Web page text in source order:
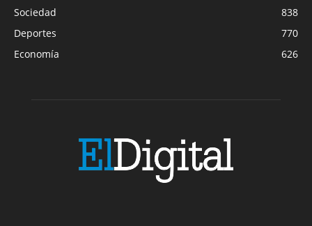
Sociedad
838
Deportes
770
Economía
626